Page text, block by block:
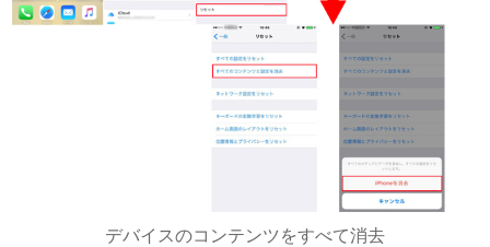
デバイスのコンテンツをすべて消去